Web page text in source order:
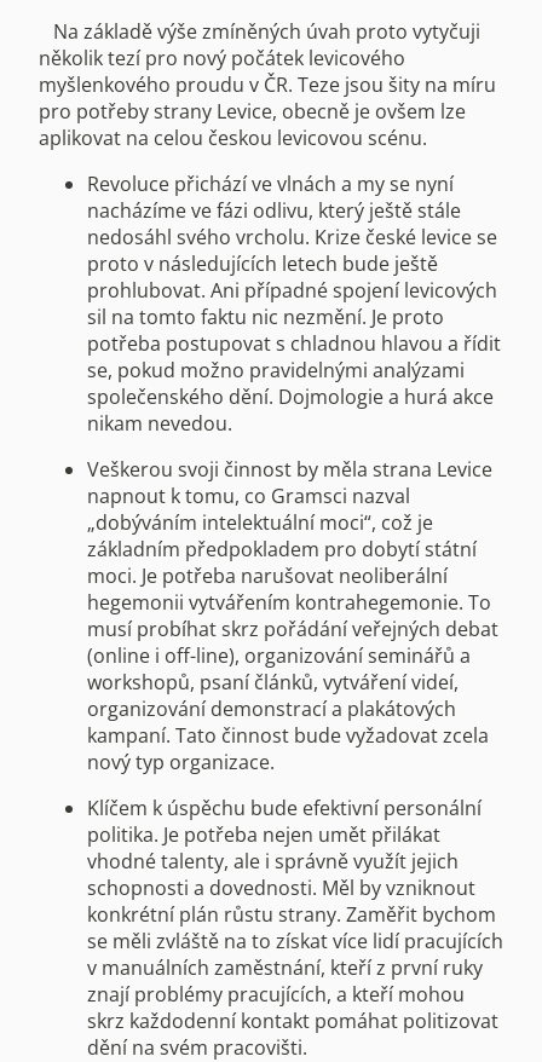
Na základě výše zmíněných úvah proto vytyčuji
několik tezí pro nový počátek levicového
myšlenkového proudu v ČR. Teze jsou šity na míru
pro potřeby strany Levice, obecně je ovšem lze
aplikovat na celou českou levicovou scénu.
Revoluce přichází ve vlnách a my se nyní
nacházíme ve fázi odlivu, který ještě stále
nedosáhl svého vrcholu. Krize české levice se
proto v následujících letech bude ještě
prohlubovat. Ani případné spojení levicových
sil na tomto faktu nic nezmění. Je proto
potřeba postupovat s chladnou hlavou a řídit
se, pokud možno pravidelnými analýzami
společenského dění. Dojmologie a hurá akce
nikam nevedou.
Veškerou svoji činnost by měla strana Levice
napnout k tomu, co Gramsci nazval
„dobýváním intelektuální moci“, což je
základním předpokladem pro dobytí státní
moci. Je potřeba narušovat neoliberální
hegemonii vytvářením kontrahegemonie. To
musí probíhat skrz pořádání veřejných debat
(online i off-line), organizování seminářů a
workshopů, psaní článků, vytváření videí,
organizování demonstrací a plakátových
kampaní. Tato činnost bude vyžadovat zcela
nový typ organizace.
Klíčem k úspěchu bude efektivní personální
politika. Je potřeba nejen umět přilákat
vhodné talenty, ale i správně využít jejich
schopnosti a dovednosti. Měl by vzniknout
konkrétní plán růstu strany. Zaměřit bychom
se měli zvláště na to získat více lidí pracujících
v manuálních zaměstnání, kteří z první ruky
znají problémy pracujících, a kteří mohou
skrz každodenní kontakt pomáhat politizovat
dění na svém pracovišti.